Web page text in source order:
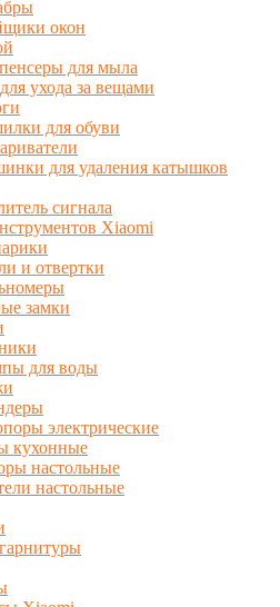
окон
для мыла
ухода за вещами
для обуви
для удаления катышков
сигнала
Xiaomi
и отвертки
замки
для воды
электрические
кухонные
настольные
настольные